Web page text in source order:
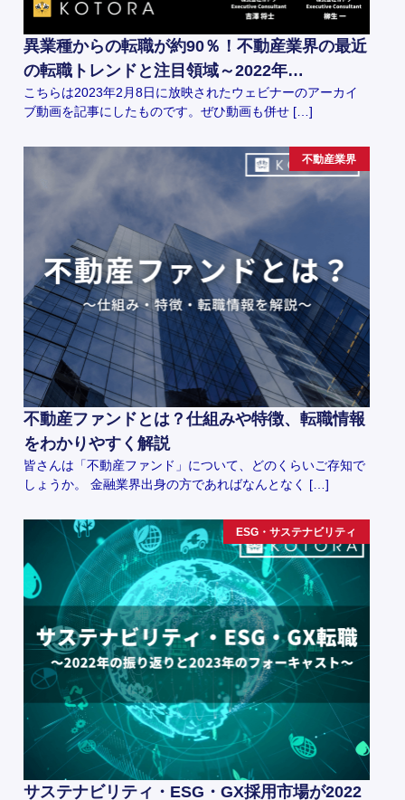
異業種からの転職が約90％！不動産業界の最近
の転職トレンドと注目領域～2022年…
こちらは2023年2月8日に放映されたウェビナーのアーカイ
ブ動画を記事にしたものです。ぜひ動画も併せ […]
不動産業界
不動産ファンドとは？仕組みや特徴、転職情報
をわかりやすく解説
皆さんは「不動産ファンド」について、どのくらいご存知で
しょうか。 金融業界出身の方であればなんとなく […]
ESG・サステナビリティ
サステナビリティ・ESG・GX採用市場が2022